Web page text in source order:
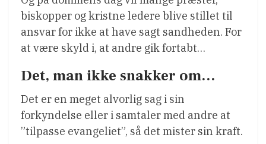
biskopper og kristne ledere blive stillet til
ansvar for ikke at have sagt sandheden. For
at være skyld i, at andre gik fortabt…
Det, man ikke snakker om…
Det er en meget alvorlig sag i sin
forkyndelse eller i samtaler med andre at
”tilpasse evangeliet”, så det mister sin kraft.